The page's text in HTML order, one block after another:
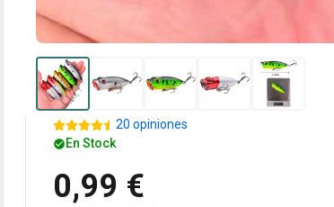
20 opiniones
En Stock
0,99 €